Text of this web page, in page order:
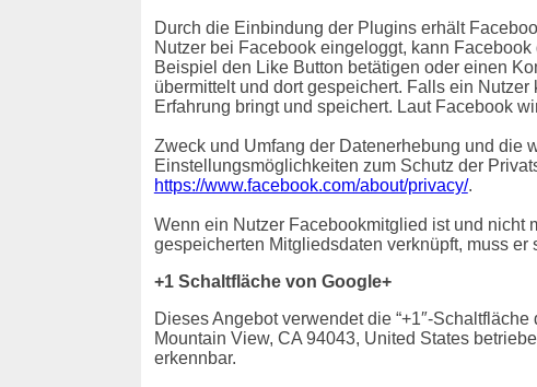
Durch die Einbindung der Plugins erhält
Nutzer bei Facebook eingeloggt, kann
Beispiel den Like Button betätigen oder einen
übermittelt und dort gespeichert. Falls ein
Erfahrung bringt und speichert. Laut Facebook
Zweck und Umfang der Datenerhebung und die
Einstellungsmöglichkeiten zum Schutz der
https://www.facebook.com/about/privacy/.
Wenn ein Nutzer Facebookmitglied ist und nicht
gespeicherten Mitgliedsdaten verknüpft, muss
+1 Schaltfläche von Google+
Dieses Angebot verwendet die “+1″-
Mountain View, CA 94043, United States
erkennbar.